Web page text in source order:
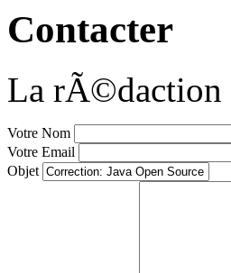
Contacter
La rÃ©daction
Votre Nom
Votre Email
Objet